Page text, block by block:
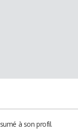
à son profil.